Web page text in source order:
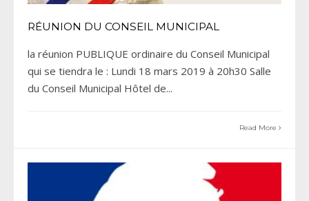
RÉUNION DU CONSEIL MUNICIPAL
la réunion PUBLIQUE ordinaire du Conseil Municipal
qui se tiendra le : Lundi 18 mars 2019 à 20h30 Salle
du Conseil Municipal Hôtel de...
Read More